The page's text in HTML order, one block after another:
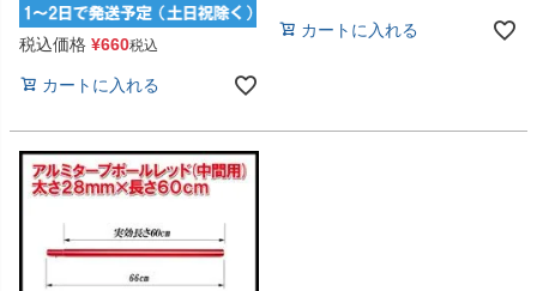
税込価格 ¥660税込
カートに入れる
カートに入れる